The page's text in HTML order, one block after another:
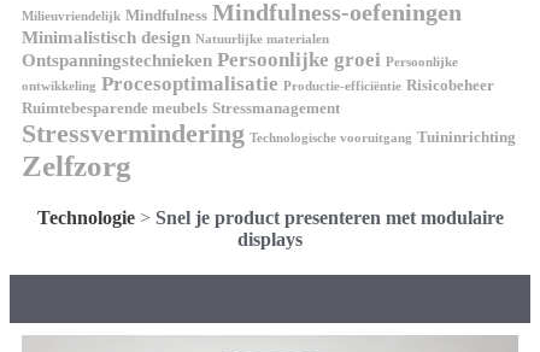
Milieuvriendelijk Mindfulness Mindfulness-oefeningen
Minimalistisch design Natuurlijke materialen
Ontspanningstechnieken Persoonlijke groei Persoonlijke
ontwikkeling Procesoptimalisatie Productie-efficiëntie Risicobeheer
Ruimtebesparende meubels Stressmanagement
Stressvermindering Technologische vooruitgang Tuininrichting
Zelfzorg
Technologie> Snel je product presenteren met modulaire
displays